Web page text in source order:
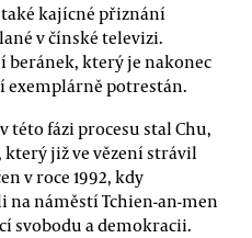
kajícné přiznání
v čínské televizi.
beránek, který je nakonec
potrestán.
této fázi procesu stal Chu,
již ve vězení strávil
v roce 1992, kdy
náměstí Tchien-an-men
svobodu a demokracii.